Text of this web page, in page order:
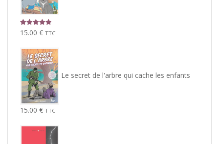
Note 5.00
15.00 € TTC
Le secret de l'arbre qui cache les enfants
15.00 € TTC